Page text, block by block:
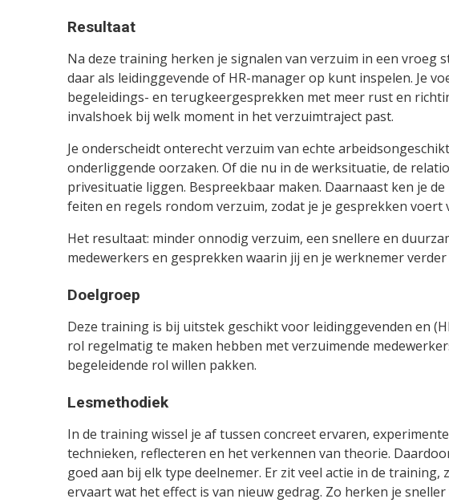
Resultaat
Na deze training herken je signalen van verzuim in een vroeg
daar als leidinggevende of HR-manager op kunt inspelen. Je
begeleidings- en terugkeergesprekken met meer rust en
invalshoek bij welk moment in het verzuimtraject past.
Je onderscheidt onterecht verzuim van echte
onderliggende oorzaken. Of die nu in de werksituatie, de
privesituatie liggen. Bespreekbaar maken. Daarnaast ken je
feiten en regels rondom verzuim, zodat je je gesprekken voert
Het resultaat: minder onnodig verzuim, een snellere en
medewerkers en gesprekken waarin jij en je werknemer verder
Doelgroep
Deze training is bij uitstek geschikt voor leidinggevenden en
rol regelmatig te maken hebben met verzuimende
begeleidende rol willen pakken.
Lesmethodiek
In de training wissel je af tussen concreet ervaren,
technieken, reflecteren en het verkennen van theorie.
goed aan bij elk type deelnemer. Er zit veel actie in de training,
ervaart wat het effect is van nieuw gedrag. Zo herken je